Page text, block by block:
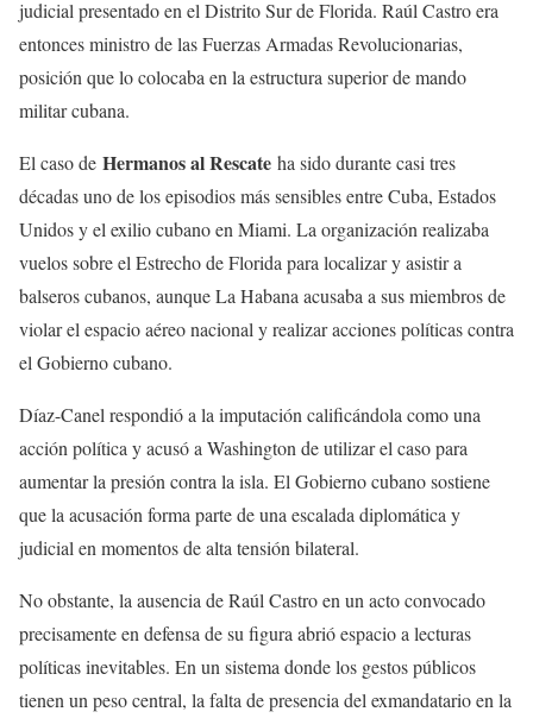
judicial presentado en el Distrito Sur de Florida. Raúl Castro era
entonces ministro de las Fuerzas Armadas Revolucionarias,
posición que lo colocaba en la estructura superior de mando
militar cubana.
El caso de Hermanos al Rescate ha sido durante casi tres
décadas uno de los episodios más sensibles entre Cuba, Estados
Unidos y el exilio cubano en Miami. La organización realizaba
vuelos sobre el Estrecho de Florida para localizar y asistir a
balseros cubanos, aunque La Habana acusaba a sus miembros de
violar el espacio aéreo nacional y realizar acciones políticas contra
el Gobierno cubano.
Díaz-Canel respondió a la imputación calificándola como una
acción política y acusó a Washington de utilizar el caso para
aumentar la presión contra la isla. El Gobierno cubano sostiene
que la acusación forma parte de una escalada diplomática y
judicial en momentos de alta tensión bilateral.
No obstante, la ausencia de Raúl Castro en un acto convocado
precisamente en defensa de su figura abrió espacio a lecturas
políticas inevitables. En un sistema donde los gestos públicos
tienen un peso central, la falta de presencia del exmandatario en la